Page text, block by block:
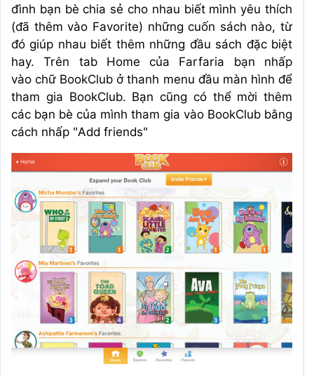
đình bạn bè chia sẻ cho nhau biết mình yêu thích
(đã thêm vào Favorite) những cuốn sách nào, từ
đó giúp nhau biết thêm những đầu sách đặc biệt
hay. Trên tab Home của Farfaria bạn nhấp
vào chữ BookClub ở thanh menu đầu màn hình để
tham gia BookClub. Bạn cũng có thể mời thêm
các bạn bè của mình tham gia vào BookClub bằng
cách nhấp "Add friends"